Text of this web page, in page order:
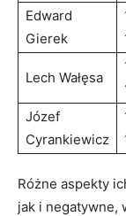
Edward
Gierek
Lech Wałęsa
Józef
Cyrankiewicz
Różne aspekty
jak i negatywne,